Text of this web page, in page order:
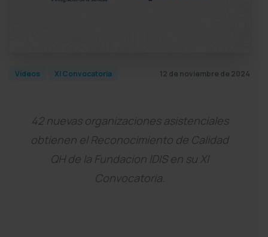
Vídeos XI Convocatoria 12 de noviembre de 2024
42 nuevas organizaciones asistenciales
obtienen el Reconocimiento de Calidad
QH de la Fundacion IDIS en su XI
Convocatoria.